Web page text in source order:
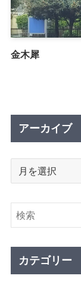
金木犀
アーカイブ
イ
ブ
カテゴリー